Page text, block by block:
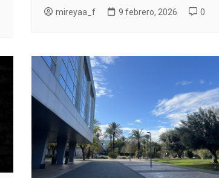
mireyaa_f 9 febrero, 2026 0